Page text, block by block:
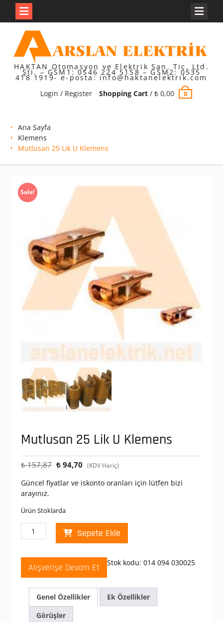
content
HAKTAN Otomasyon ve Elektrik San. Tic. Ltd.
Şti. – GSM1: 0546 224 5158 – GSM2: 0535
418 1919- e-posta: info@haktanelektrik.com
Login / Register
Shopping Cart/ ₺0,00 0
Ana Sayfa
Klemens
Mutlusan 25 Lik U Klemens
Sale!
Mutlusan 25 Lik U Klemens
₺157,87 Orijinal
₺ 157,87.
₺94,70 Şu
fiyat:
(KDV Hariç)
Güncel fiyatlar ve iskonto oranları için lütfen bizi
arayınız.
Ürün Stoklarda
Mutlusan
25
U
Klemens
adet
Sepete Ekle
Alışverişe Devam Et Stok kodu: 014 094 030025
Genel Özellikler
Ek Özellikler
Görüşler